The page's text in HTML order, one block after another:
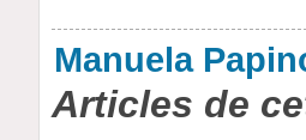
Manuela
Articles de